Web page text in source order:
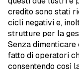
credito sono stati
cicli negativi e,
strutture per la
Senza
fatto di operatori
consentendo così